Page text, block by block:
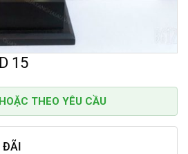
15
THEO YÊU CẦU
ĐÃI